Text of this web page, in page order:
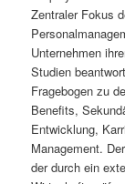
Zentraler Fokus
Unternehmen
Studien
Fragebogen zu
Benefits,
Entwicklung,
Management.
der durch ein